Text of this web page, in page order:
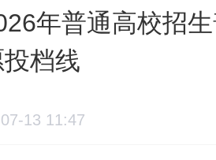
年普通高校招
档线
13 11:47